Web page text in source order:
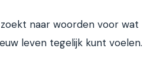
naar woorden voor wat
leven tegelijk kunt voelen.